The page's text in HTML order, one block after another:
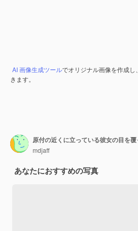
AI 画像生成ツールでオリジナル画像を作成し、
きます。
mdjaff
あなたにおすすめの写真